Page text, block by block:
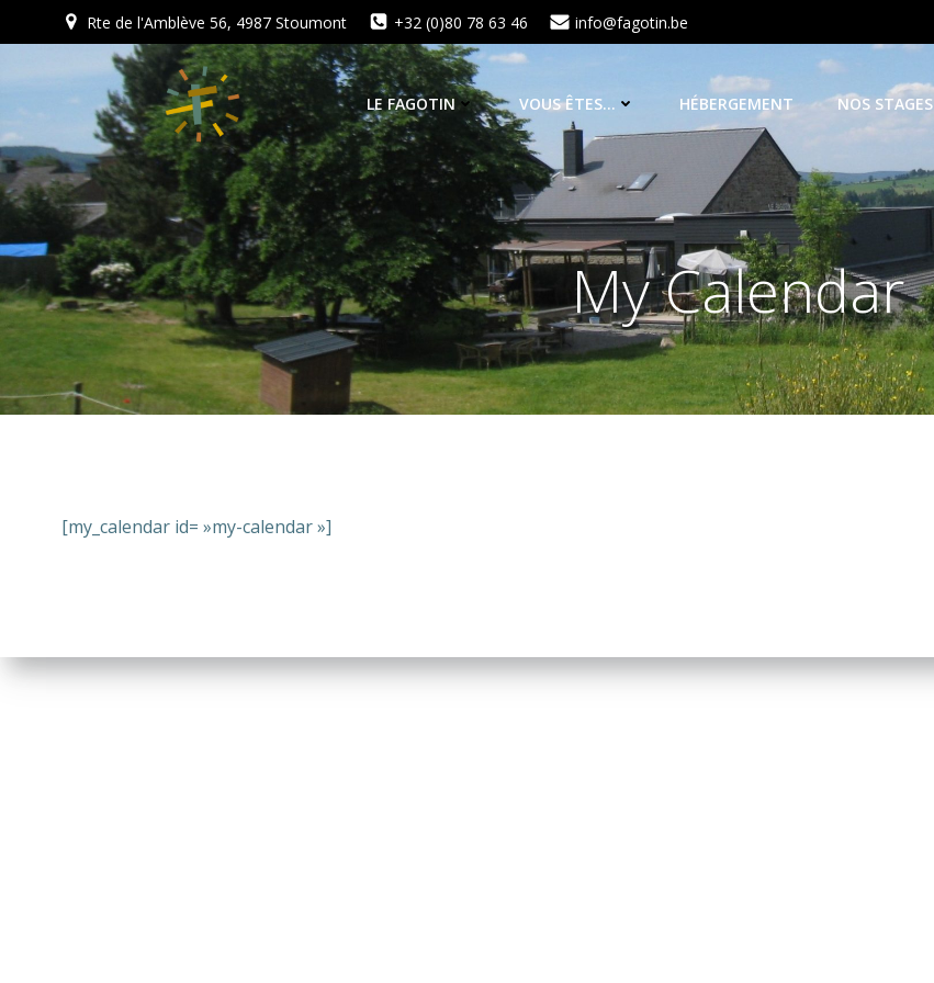
au
Rte de l'Amblève 56, 4987 Stoumont +32 (0)80 78 63 46 info@fagotin.be
LE FAGOTIN VOUS ÊTES… HÉBERGEMENT NOS STAGES
My Calendar
[my_calendar id= »my-calendar »]